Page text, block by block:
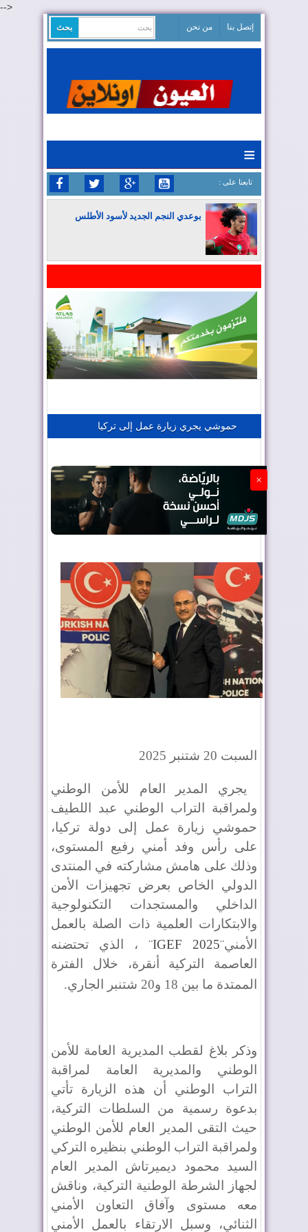
-->
إتصل بنا من نحن
≡
: تابعنا على
بوعدي النجم الجديد لأسود الأطلس
المغرب يعزز موقعه في صناعة الطيران
حموشي يجري زيارة عمل إلى تركيا
×
السبت 20 شتنبر 2025
يجري المدير العام للأمن الوطني
ولمراقبة التراب الوطني عبد اللطيف
حموشي زيارة عمل إلى دولة تركيا،
على رأس وفد أمني رفيع المستوى،
وذلك على هامش مشاركته في المنتدى
الدولي الخاص بعرض تجهيزات الأمن
الداخلي والمستجدات التكنولوجية
والابتكارات العلمية ذات الصلة بالعمل
الأمني
¨IGEF 2025¨
، الذي تحتضنه
العاصمة التركية أنقرة، خلال الفترة
الممتدة ما بين 18 و20 شتنبر الجاري
.
وذكر بلاغ لقطب المديرية العامة للأمن
الوطني والمديرية العامة لمراقبة
التراب الوطني أن هذه الزيارة تأتي
بدعوة رسمية من السلطات التركية،
حيث التقى المدير العام للأمن الوطني
ولمراقبة التراب الوطني بنظيره التركي
السيد محمود ديميرتاش المدير العام
لجهاز الشرطة الوطنية التركية، وناقش
معه مستوى وآفاق التعاون الأمني
الثنائي، وسبل الارتقاء بالعمل الأمني